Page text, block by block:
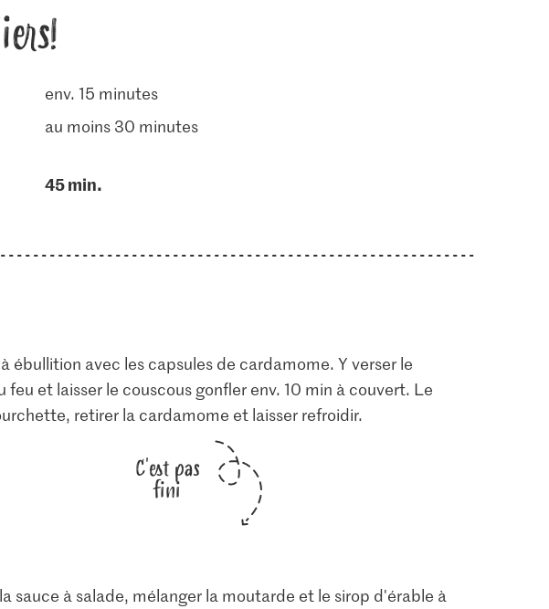
env. 15 minutes
au moins 30 minutes
45 min.
ébullition avec les capsules de cardamome. Y verser le
feu et laisser le couscous gonfler env. 10 min à couvert. Le
retirer la cardamome et laisser refroidir.
C'est pas
fini
sauce à salade, mélanger la moutarde et le sirop d'érable à